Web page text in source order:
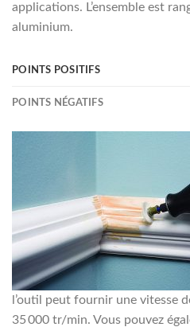
applications. L’ensemble est
aluminium.
POINTS POSITIFS
POINTS NÉGATIFS
l’outil peut fournir une vitesse
35 000 tr/min. Vous pouvez